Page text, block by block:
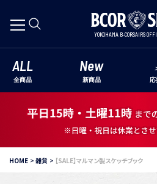
YOKOHAMA B-CORSAIRS
ALL
全商品
New
新商品
HOME 雑貨 【SALE】マルマン製スケッチブック